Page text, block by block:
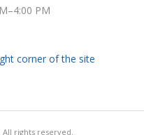
PM
corner of the site
All rights reserved.